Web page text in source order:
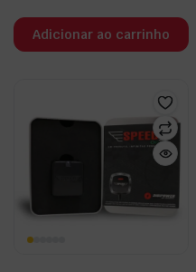
Adicionar ao carrinho